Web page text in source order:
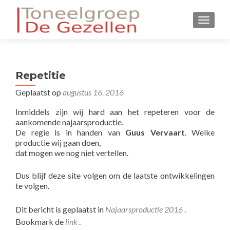
Repetitie
Geplaatst op augustus 16, 2016
Inmiddels zijn wij hard aan het repeteren voor de
aankomende najaarsproductie.
De regie is in handen van Guus Vervaart. Welke
productie wij gaan doen,
dat mogen we nog niet vertellen.
Dus blijf deze site volgen om de laatste ontwikkelingen
te volgen.
Dit bericht is geplaatst in Najaarsproductie 2016 .
Bookmark de link .